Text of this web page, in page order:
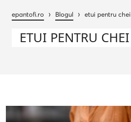
epantofi.ro › Blogul › etui pentru chei
ETUI PENTRU CHEI